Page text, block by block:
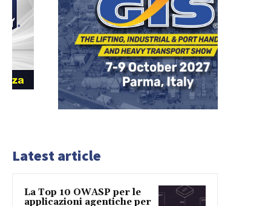
Latest article
La Top 10 OWASP per le
applicazioni agentiche per